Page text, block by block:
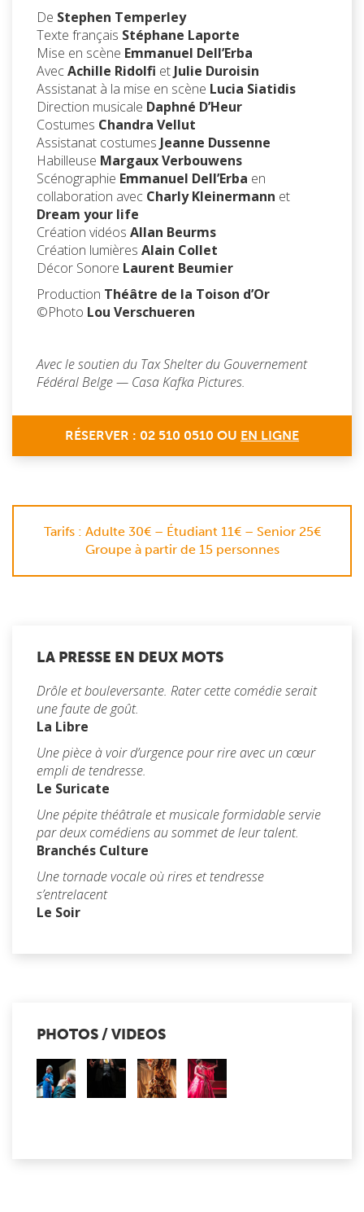
De Stephen Temperley
Texte français Stéphane Laporte
Mise en scène Emmanuel Dell’Erba
AvecAchille Ridolfi et Julie Duroisin
Assistanat à la mise en scène Lucia Siatidis
Direction musicale Daphné D’Heur
Costumes Chandra Vellut
Assistanat costumes Jeanne Dussenne
Habilleuse Margaux Verbouwens
Scénographie Emmanuel Dell’Erba en
collaboration avec Charly Kleinermann et
Dream your life
Création vidéos Allan Beurms
Création lumières Alain Collet
Décor Sonore Laurent Beumier
Production Théâtre de la Toison d’Or
©Photo Lou Verschueren
Avec le soutien du Tax Shelter du Gouvernement
Fédéral Belge— Casa Kafka Pictures.
RÉSERVER : 02 510 0510 OU EN LIGNE
Tarifs : Adulte 30€ – Étudiant 11€ – Senior 25€
Groupe à partir de 15 personnes
LA PRESSE EN DEUX MOTS
Drôle et bouleversante. Rater cette comédie serait
une faute de goût.
La Libre
Une pièce à voir d’urgence pour rire avec un cœur
empli de tendresse.
Le Suricate
Une pépite théâtrale et musicale formidable servie
par deux comédiens au sommet de leur talent.
Branchés Culture
Une tornade vocale où rires et tendresse
s’entrelacent
Le Soir
PHOTOS / VIDEOS